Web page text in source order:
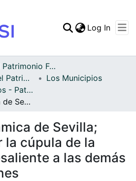
Statistics
Log In
Archivo del Patrimonio Fotográfico y Fílmico del Valle del Cauca
Fondo Archivo del Patrimonio Fotográfico y Fílmico del Valle del Cauca
Los Municipios
APFFVC - Edificios - Patrimonial
Vista panorámica de Sevilla; podemos ver la cúpula de la iglesia sobresaliente a las demás construcciones
de Sevilla;
la cúpula de la
a las demás